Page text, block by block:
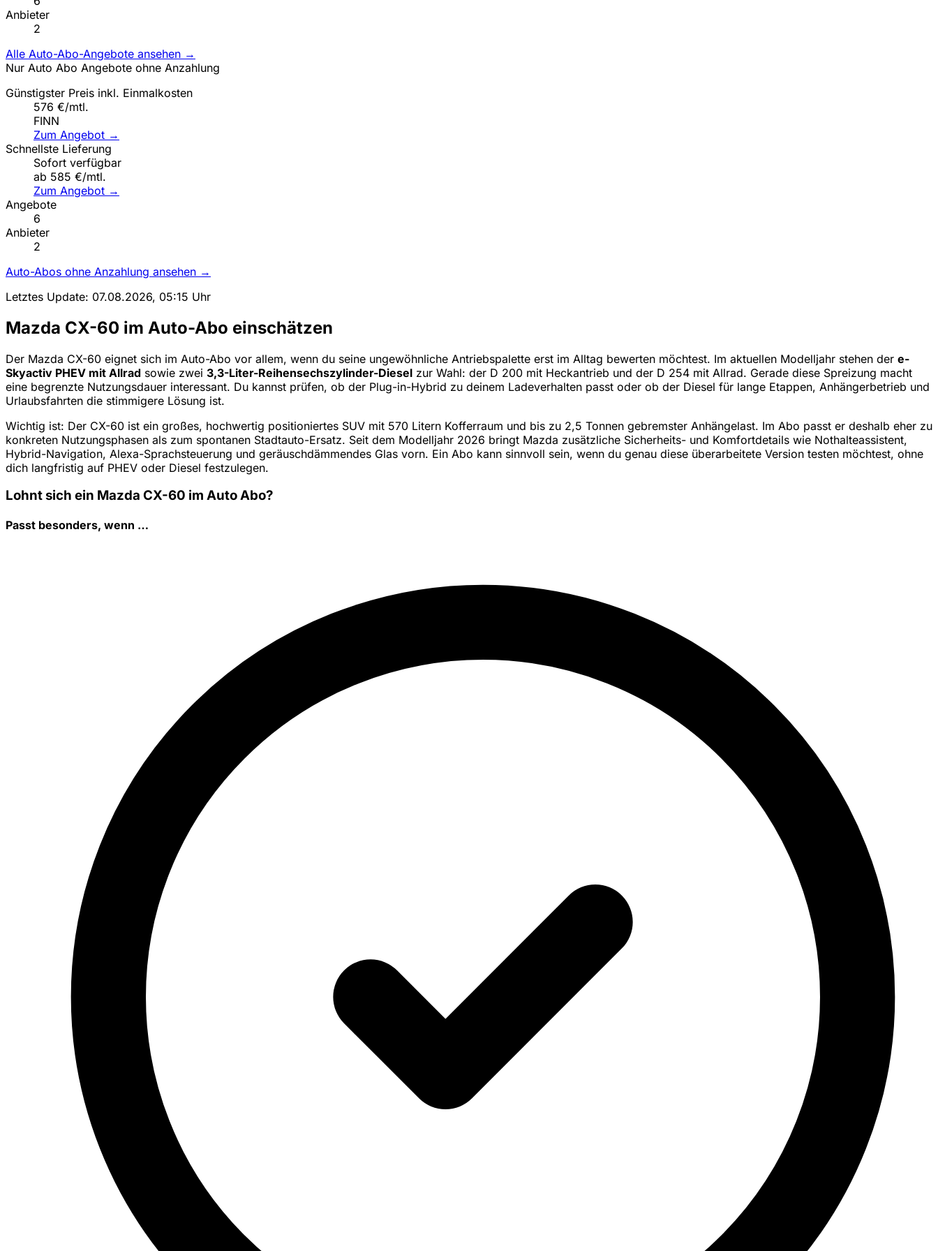
Anbieter
2
Alle Auto-Abo-Angebote ansehen →
Nur Auto Abo Angebote ohne Anzahlung
Günstigster Preis inkl. Einmalkosten
576 €/mtl.
FINN
Zum Angebot →
Schnellste Lieferung
Sofort verfügbar
ab 585 €/mtl.
Zum Angebot →
Angebote
6
Anbieter
2
Auto-Abos ohne Anzahlung ansehen →
Letztes Update: 07.08.2026, 05:15 Uhr
Mazda CX-60 im Auto-Abo einschätzen
Der Mazda CX-60 eignet sich im Auto-Abo vor allem, wenn du seine ungewöhnliche Antriebspalette erst im Alltag bewerten möchtest. Im aktuellen Modelljahr stehen der e-
Skyactiv PHEV mit Allrad sowie zwei 3,3-Liter-Reihensechszylinder-Diesel zur Wahl: der D 200 mit Heckantrieb und der D 254 mit Allrad. Gerade diese Spreizung macht
eine begrenzte Nutzungsdauer interessant. Du kannst prüfen, ob der Plug-in-Hybrid zu deinem Ladeverhalten passt oder ob der Diesel für lange Etappen, Anhängerbetrieb und
Urlaubsfahrten die stimmigere Lösung ist.
Wichtig ist: Der CX-60 ist ein großes, hochwertig positioniertes SUV mit 570 Litern Kofferraum und bis zu 2,5 Tonnen gebremster Anhängelast. Im Abo passt er deshalb eher zu
konkreten Nutzungsphasen als zum spontanen Stadtauto-Ersatz. Seit dem Modelljahr 2026 bringt Mazda zusätzliche Sicherheits- und Komfortdetails wie Nothalteassistent,
Hybrid-Navigation, Alexa-Sprachsteuerung und geräuschdämmendes Glas vorn. Ein Abo kann sinnvoll sein, wenn du genau diese überarbeitete Version testen möchtest, ohne
dich langfristig auf PHEV oder Diesel festzulegen.
Lohnt sich ein Mazda CX-60 im Auto Abo?
Passt besonders, wenn …